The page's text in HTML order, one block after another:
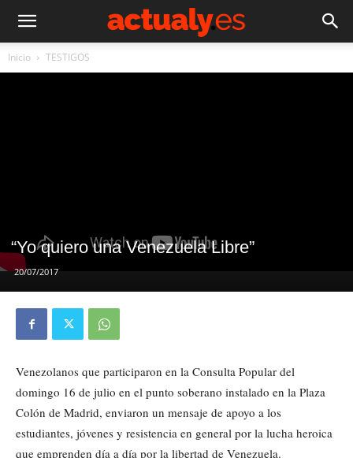
Inicio TESTIGOS
“Yo quiero una Venezuela Libre”
20/07/2017
Venezolanos que participaron en la Consulta Popular del
domingo 16 de julio en el punto soberano instalado en la Plaza
Colón de Madrid, enviaron un mensaje de apoyo a los
estudiantes, jóvenes y resistencia en general por la lucha heroica
que emprenden día a día por la libertad de Venezuela.